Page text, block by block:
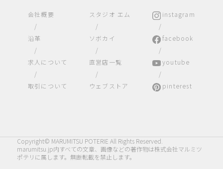
会社概要
/
沿革
/
求人について
/
取引について
スタジオ エム
/
ソボカイ
/
直営店一覧
/
ウェブストア
instagram
/
facebook
/
youtube
/
pinterest
Copyright© MARUMITSU POTERIE All Rights Reserved.
marumitsu.jp内すべての文章、画像などの著作物は株式会社マルミツ
ポテリに属します。無断転載を禁止します。